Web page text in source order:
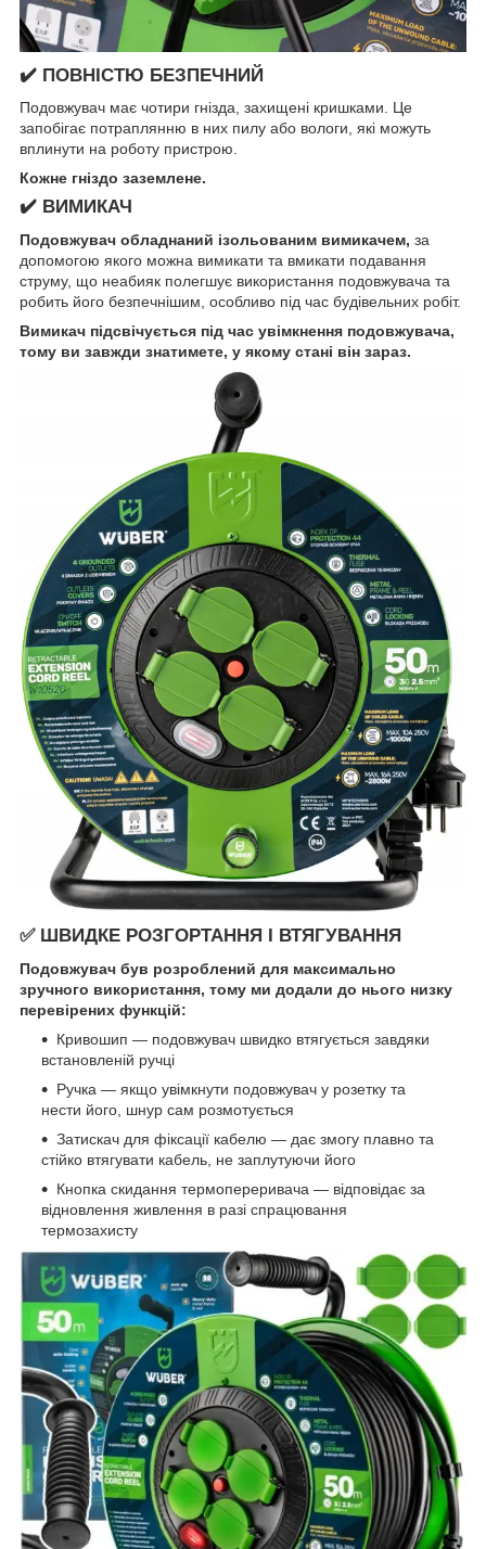
✔️ ПОВНІСТЮ БЕЗПЕЧНИЙ
Подовжувач має чотири гнізда, захищені кришками. Це
запобігає потраплянню в них пилу або вологи, які можуть
вплинути на роботу пристрою.
Кожне гніздо заземлене.
✔️ ВИМИКАЧ
Подовжувач обладнаний ізольованим вимикачем, за
допомогою якого можна вимикати та вмикати подавання
струму, що неабияк полегшує використання подовжувача та
робить його безпечнішим, особливо під час будівельних робіт.
Вимикач підсвічується під час увімкнення подовжувача,
тому ви завжди знатимете, у якому стані він зараз.
✅ ШВИДКЕ РОЗГОРТАННЯ І ВТЯГУВАННЯ
Подовжувач був розроблений для максимально
зручного використання, тому ми додали до нього низку
перевірених функцій:
Кривошип — подовжувач швидко втягується завдяки
встановленій ручці
Ручка — якщо увімкнути подовжувач у розетку та
нести його, шнур сам розмотується
Затискач для фіксації кабелю — дає змогу плавно та
стійко втягувати кабель, не заплутуючи його
Кнопка скидання термопереривача — відповідає за
відновлення живлення в разі спрацювання
термозахисту